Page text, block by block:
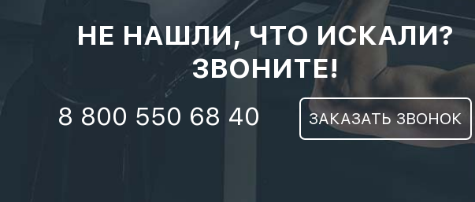
НЕ НАШЛИ, ЧТО ИСКАЛИ?
ЗВОНИТЕ!
8 800 550 68 40 ЗАКАЗАТЬ ЗВОНОК